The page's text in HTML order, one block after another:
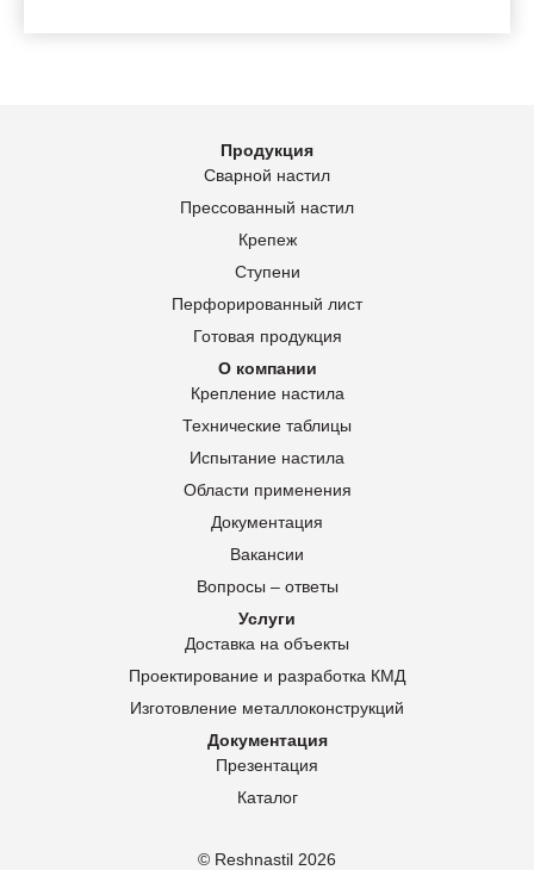
© Reshnastil 2026
Продукция
Сварной настил
Прессованный настил
Крепеж
Ступени
Перфорированный лист
Готовая продукция
О компании
Крепление настила
Технические таблицы
Испытание настила
Области применения
Документация
Вакансии
Вопросы – ответы
Услуги
Доставка на объекты
Проектирование и разработка КМД
Изготовление металлоконструкций
Документация
Презентация
Каталог